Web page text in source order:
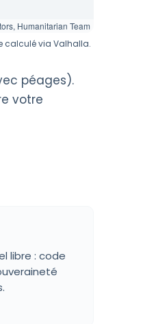
Humanitarian Team
calculé via Valhalla.
péages).
votre
libre : code